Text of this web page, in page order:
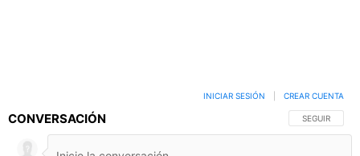
CONVERSACIÓN SIGA ESTA
SEGUIR
INICIAR SESIÓN CREAR CUENTA